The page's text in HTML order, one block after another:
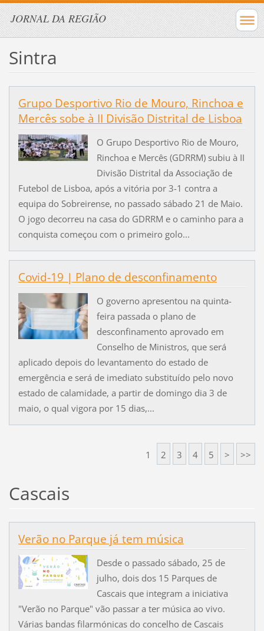
JORNAL DA REGIÃO
Sintra
Grupo Desportivo Rio de Mouro, Rinchoa e
Mercês sobe à II Divisão Distrital de Lisboa
O Grupo Desportivo Rio de Mouro,
Rinchoa e Mercês (GDRRM) subiu à II
Divisão Distrital da Associação de
Futebol de Lisboa, após a vitória por 3-1 contra a
equipa do Sobreirense, no passado sábado 21 de Maio.
O jogo decorreu na casa do GDRRM e o caminho para a
conquista começou com o primeiro golo...
Covid-19 | Plano de desconfinamento
O governo apresentou na quinta-
feira passada o plano de
desconfinamento aprovado em
Conselho de Ministros, que será
aplicado depois do levantamento do estado de
emergência e será de imediato substituído pelo novo
estado de calamidade, a partir de domingo dia 3 de
maio, o qual vigora por 15 dias,...
1 2 3 4 5 > >>
Cascais
Verão no Parque já tem música
Desde o passado sábado, 25 de
julho, dois dos 15 Parques de
Cascais que integram a iniciativa
"Verão no Parque" vão passar a ter música ao vivo.
Várias bandas filarmónicas do concelho de Cascais